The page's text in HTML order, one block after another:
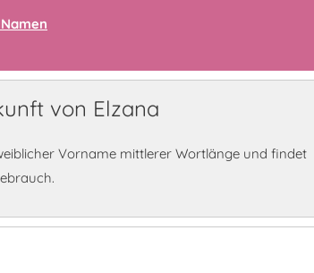
von Elzana
Vorname mittlerer Wortlänge und findet